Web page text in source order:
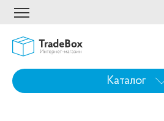
Каталог